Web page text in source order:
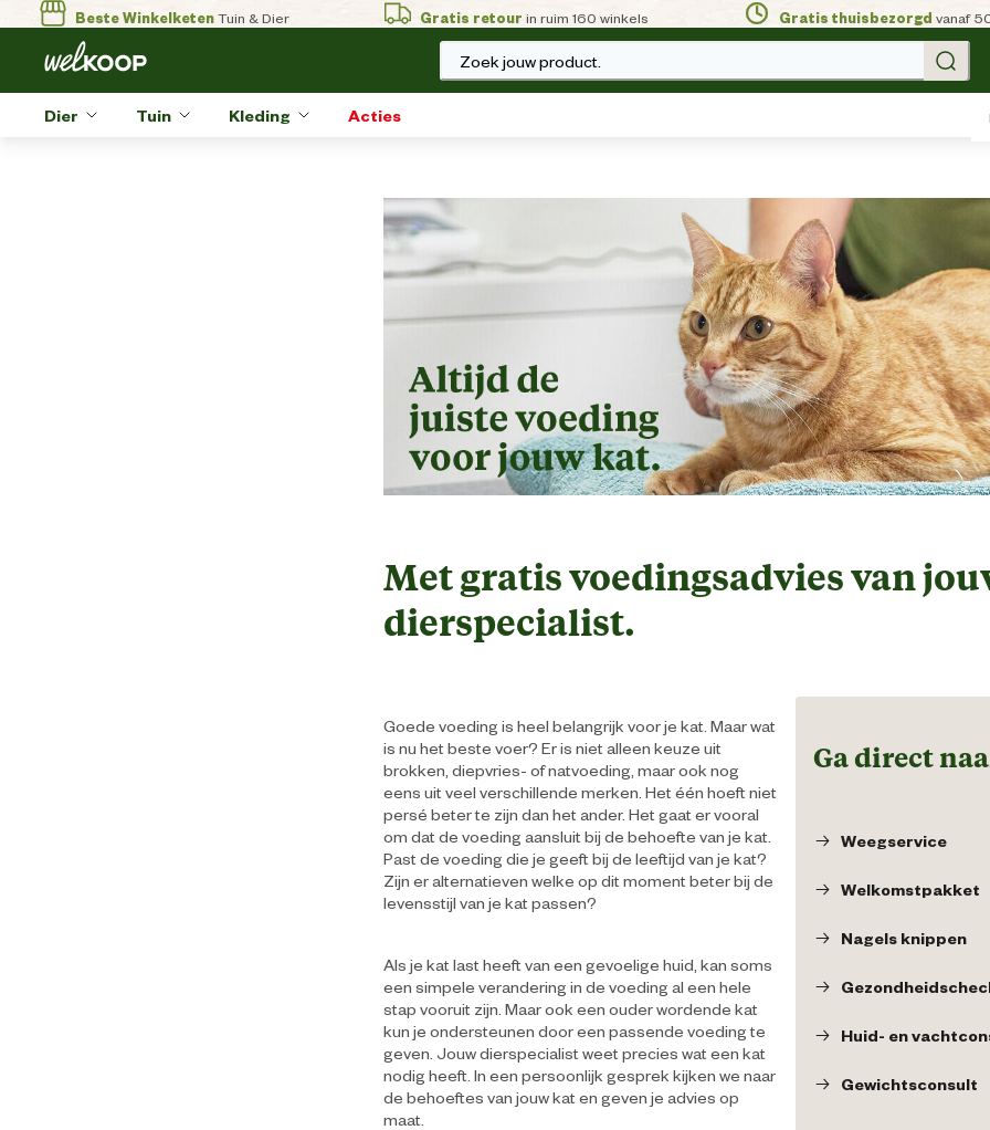
Beste WinkelketenTuin & Dier Gratis retour in ruim 160 winkels Gratis thuisbezorgd vanaf
Zoek jouw product.
Dier Tuin Kleding Acties
Met gratis voedingsadvies van
dierspecialist.
Goede voeding is heel belangrijk voor je kat. Maar wat
is nu het beste voer? Er is niet alleen keuze uit
brokken, diepvries- of natvoeding, maar ook nog
eens uit veel verschillende merken. Het één hoeft niet
persé beter te zijn dan het ander. Het gaat er vooral
om dat de voeding aansluit bij de behoefte van je kat.
Past de voeding die je geeft bij de leeftijd van je kat?
Zijn er alternatieven welke op dit moment beter bij de
levensstijl van je kat passen?
Als je kat last heeft van een gevoelige huid, kan soms
een simpele verandering in de voeding al een hele
stap vooruit zijn. Maar ook een ouder wordende kat
kun je ondersteunen door een passende voeding te
geven. Jouw dierspecialist weet precies wat een kat
nodig heeft. In een persoonlijk gesprek kijken we naar
de behoeftes van jouw kat en geven je advies op
maat.
Ga direct
Weegservice
Welkomstpakket
Nagels knippen
Huid- en
Gewichtsconsult